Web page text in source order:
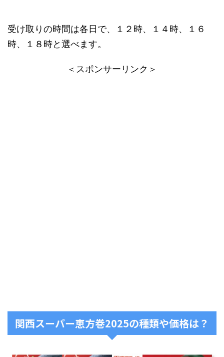
受け取りの時間は各日で、１２時、１４時、１６
時、１８時と選べます。
＜スポンサーリンク＞
関西スーパー恵方巻2025の種類や価格は？